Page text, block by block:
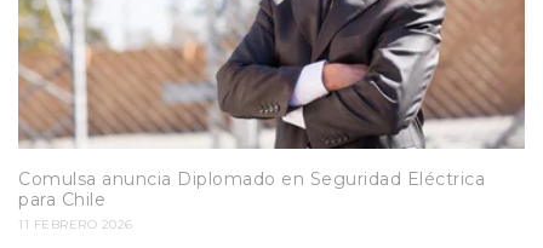
Comulsa anuncia Diplomado en Seguridad Eléctrica
para Chile
11 FEBRERO 2026